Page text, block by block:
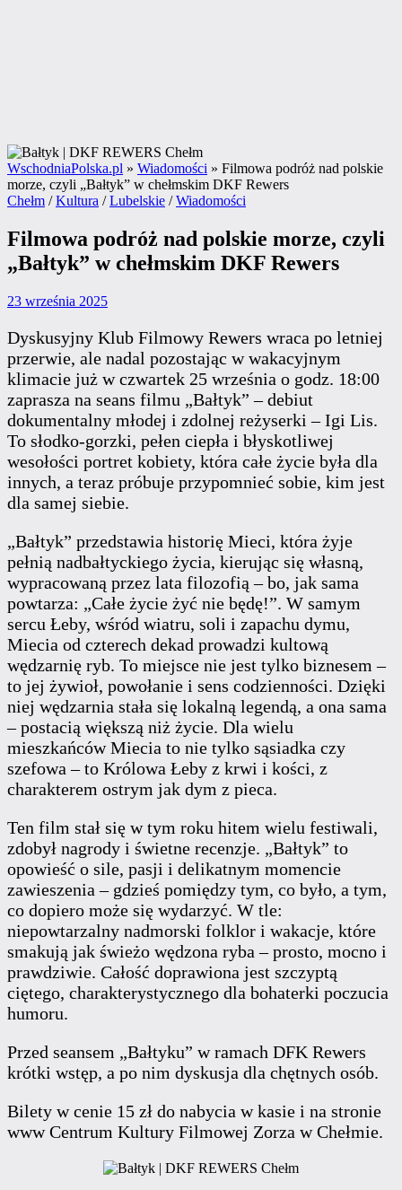
WschodniaPolska.pl » Wiadomości » Filmowa podróż nad polskie
morze, czyli „Bałtyk” w chełmskim DKF Rewers
Posted
Chełm /Kultura /Lubelskie /Wiadomości
Filmowa podróż nad polskie morze, czyli
„Bałtyk” w chełmskim DKF Rewers
23 września 2025
Dyskusyjny Klub Filmowy Rewers wraca po letniej
przerwie, ale nadal pozostając w wakacyjnym
klimacie już w czwartek 25 września o godz. 18:00
zaprasza na seans filmu „Bałtyk” – debiut
dokumentalny młodej i zdolnej reżyserki – Igi Lis.
To słodko-gorzki, pełen ciepła i błyskotliwej
wesołości portret kobiety, która całe życie była dla
innych, a teraz próbuje przypomnieć sobie, kim jest
dla samej siebie.
„Bałtyk” przedstawia historię Mieci, która żyje
pełnią nadbałtyckiego życia, kierując się własną,
wypracowaną przez lata filozofią – bo, jak sama
powtarza: „Całe życie żyć nie będę!”. W samym
sercu Łeby, wśród wiatru, soli i zapachu dymu,
Miecia od czterech dekad prowadzi kultową
wędzarnię ryb. To miejsce nie jest tylko biznesem –
to jej żywioł, powołanie i sens codzienności. Dzięki
niej wędzarnia stała się lokalną legendą, a ona sama
– postacią większą niż życie. Dla wielu
mieszkańców Miecia to nie tylko sąsiadka czy
szefowa – to Królowa Łeby z krwi i kości, z
charakterem ostrym jak dym z pieca.
Ten film stał się w tym roku hitem wielu festiwali,
zdobył nagrody i świetne recenzje. „Bałtyk” to
opowieść o sile, pasji i delikatnym momencie
zawieszenia – gdzieś pomiędzy tym, co było, a tym,
co dopiero może się wydarzyć. W tle:
niepowtarzalny nadmorski folklor i wakacje, które
smakują jak świeżo wędzona ryba – prosto, mocno i
prawdziwie. Całość doprawiona jest szczyptą
ciętego, charakterystycznego dla bohaterki poczucia
humoru.
Przed seansem „Bałtyku” w ramach DFK Rewers
krótki wstęp, a po nim dyskusja dla chętnych osób.
Bilety w cenie 15 zł do nabycia w kasie i na stronie
www Centrum Kultury Filmowej Zorza w Chełmie.